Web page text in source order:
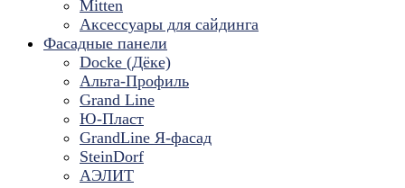
Mitten
Аксессуары для сайдинга
Фасадные панели
Docke (Дёке)
Альта-Профиль
Grand Line
Ю-Пласт
GrandLine Я-фасад
SteinDorf
АЭЛИТ